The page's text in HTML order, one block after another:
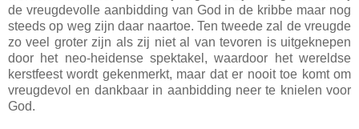
de vreugdevolle aanbidding van God in de kribbe maar nog
steeds op weg zijn daar naartoe. Ten tweede zal de vreugde
zo veel groter zijn als zij niet al van tevoren is uitgeknepen
door het neo-heidense spektakel, waardoor het wereldse
kerstfeest wordt gekenmerkt, maar dat er nooit toe komt om
vreugdevol en dankbaar in aanbidding neer te knielen voor
God.